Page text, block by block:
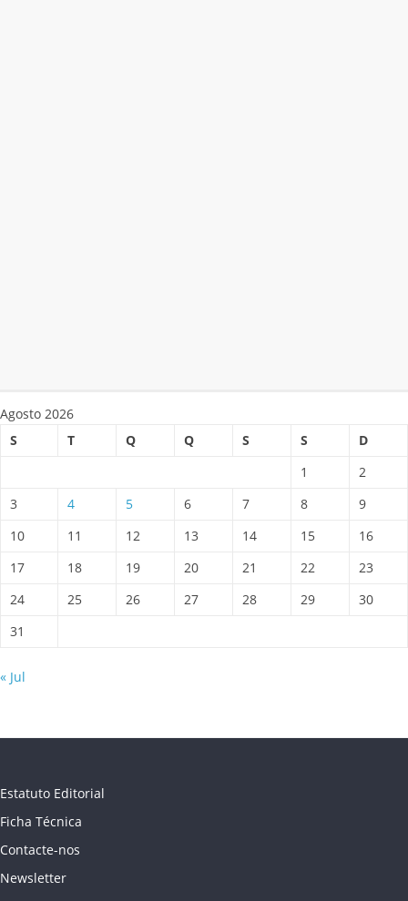
Agosto 2026
S
T Q Q S S
D
1
2
3
4 5 6 7 8
9
10
11 12 13 14 15
16
17
18 19 20 21 22
23
24
25 26 27 28 29
30
31
« Jul
Estatuto Editorial
Ficha Técnica
Contacte-nos
Newsletter